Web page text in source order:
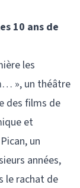
10 ans de
les
», un théâtre
des films de
et
un
années,
le rachat de